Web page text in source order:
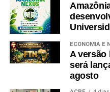
ECONOMIA E
A versão
será
agosto